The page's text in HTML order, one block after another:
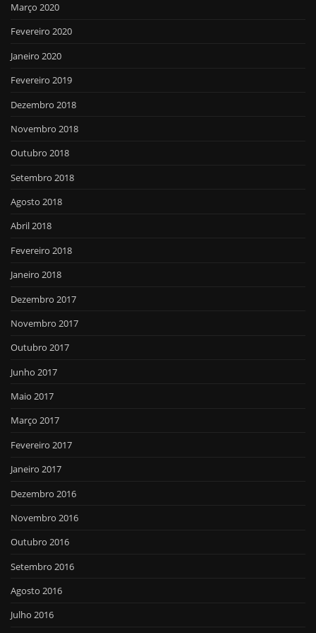
Março 2020
Fevereiro 2020
Janeiro 2020
Fevereiro 2019
Dezembro 2018
Novembro 2018
Outubro 2018
Setembro 2018
Agosto 2018
Abril 2018
Fevereiro 2018
Janeiro 2018
Dezembro 2017
Novembro 2017
Outubro 2017
Junho 2017
Maio 2017
Março 2017
Fevereiro 2017
Janeiro 2017
Dezembro 2016
Novembro 2016
Outubro 2016
Setembro 2016
Agosto 2016
Julho 2016